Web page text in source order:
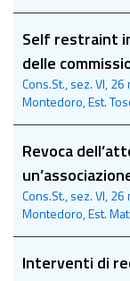
Self restraint
delle
prima fascia
Cons.St., sez. VI,
Montedoro, Est.
Revoca
Cons.St., sez. VI,
Montedoro, Est.
Interventi di